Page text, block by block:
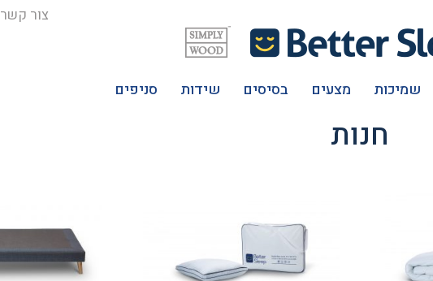
צור קשר
שמיכות מצעים בסיסים שידות סניפים
חנות